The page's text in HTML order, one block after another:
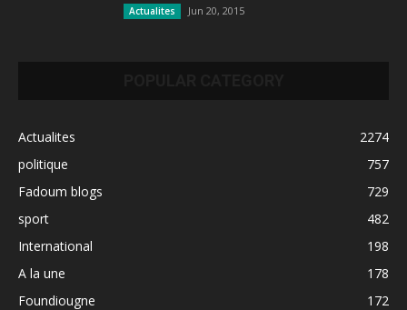
Actualites Jun 20, 2015
Actualites
2274
politique
757
Fadoum blogs
729
sport
482
International
198
A la une
178
Foundiougne
172